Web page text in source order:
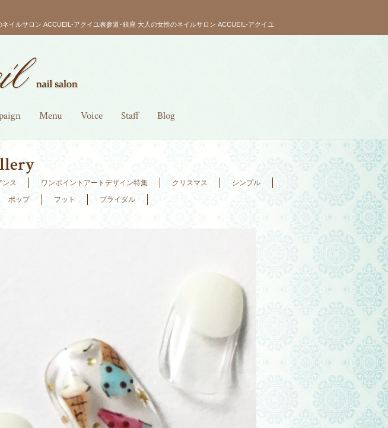
イルサロン ACCUEIL-アクイユ表参道･銀座 大人の女性のネイルサロン ACCUEIL-アクイユ
Menu Voice Staff Blog
ンス ワンポイントアートデザイン特集 クリスマス
シンプル
ポップ フット ブライダル